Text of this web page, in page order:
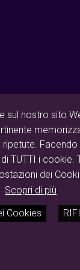
sul nostro sito
Facendo
TUTTI i cookie.
dei
Scopri di più
Cookies